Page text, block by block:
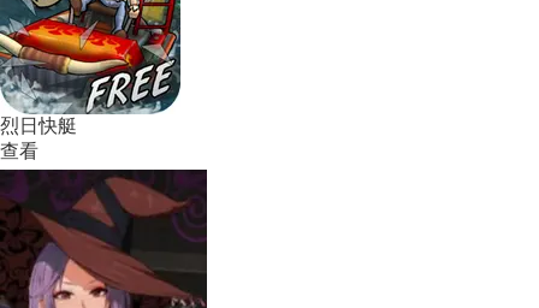
烈日快艇
查看